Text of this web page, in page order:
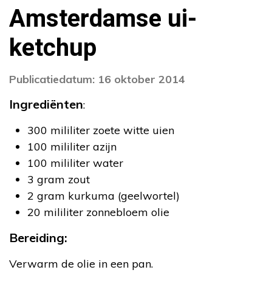
Amsterdamse ui-
ketchup
Publicatiedatum: 16 oktober 2014
Ingrediënten:
300 mililiter zoete witte uien
100 mililiter azijn
100 mililiter water
3 gram zout
2 gram kurkuma (geelwortel)
20 mililiter zonnebloem olie
Bereiding:
Verwarm de olie in een pan.